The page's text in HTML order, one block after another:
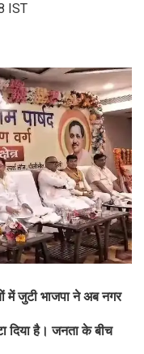
IST
में जुटी भाजपा ने अब नगर
दिया है। जनता के बीच